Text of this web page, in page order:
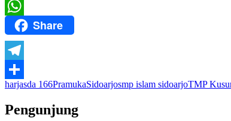
Email
WhatsAppShare
Telegram
Share
harjasda 166PramukaSidoarjosmp islam sidoarjoTMP
Pengunjung